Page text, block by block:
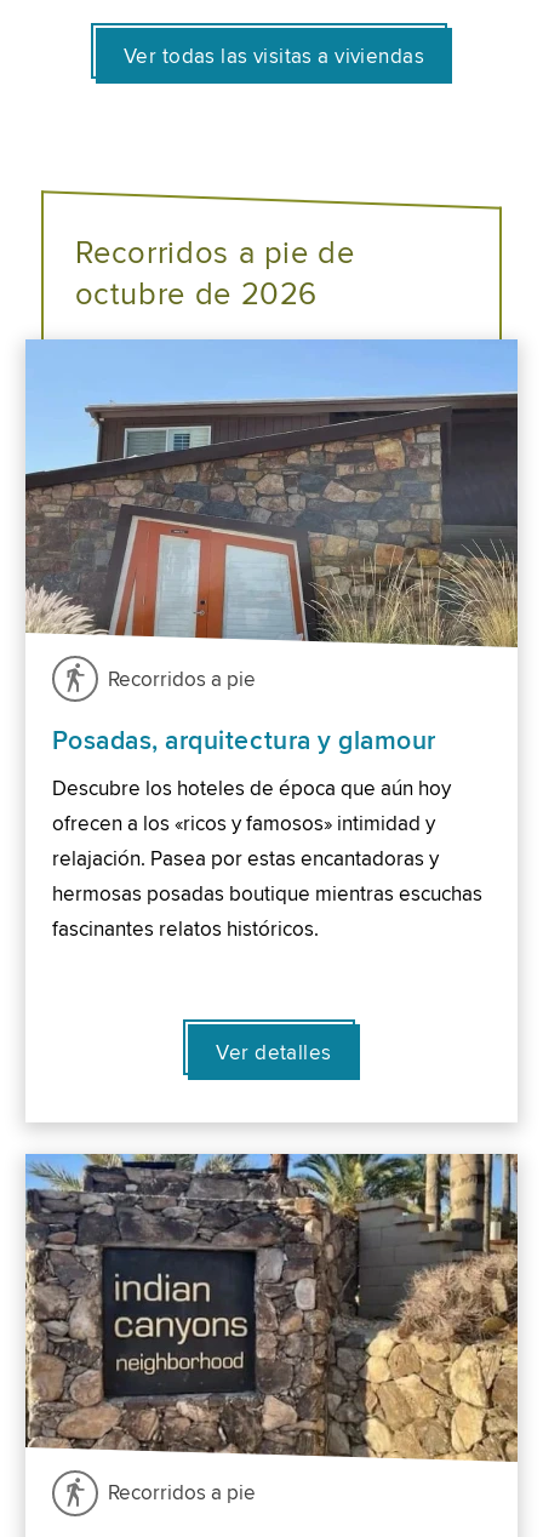
Ver todas las visitas a viviendas
Recorridos a pie de
octubre de 2026
Recorridos a pie
Posadas, arquitectura y glamour
Descubre los hoteles de época que aún hoy
ofrecen a los «ricos y famosos» intimidad y
relajación. Pasea por estas encantadoras y
hermosas posadas boutique mientras escuchas
fascinantes relatos históricos.
Ver detalles
Recorridos a pie